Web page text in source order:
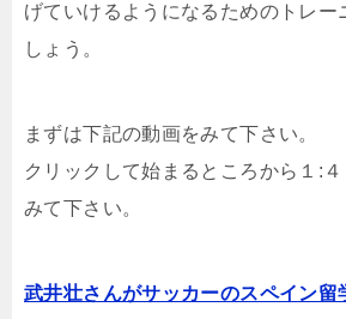
げていけるようになるためのトレー
しょう。
まずは下記の動画をみて下さい。
クリックして始まるところから１:
みて下さい。
武井壮さんがサッカーのスペイン留